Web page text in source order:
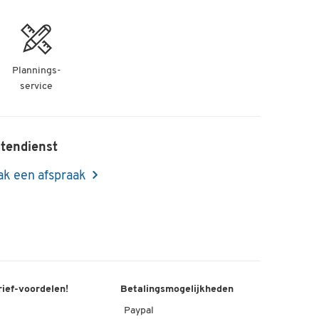
Plannings-
service
een afspraak
voordelen! Betalingsmogelijkheden
Paypal